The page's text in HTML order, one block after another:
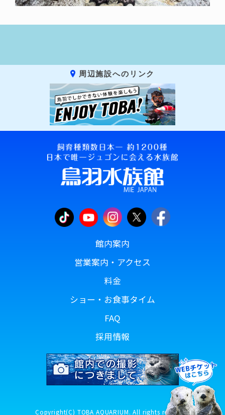
周辺施設へのリンク
館内案内
営業案内・アクセス
料金
ショー・お食事タイム
FAQ
採用情報
Copyright(C) TOBA AQUARIUM. All rights reserved.